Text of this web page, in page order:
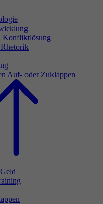
Konfliktlösung
Auf- oder Zuklappen